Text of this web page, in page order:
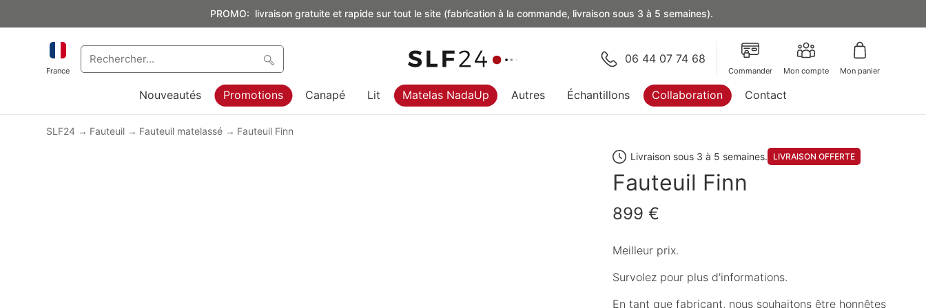
PROMO: livraison gratuite et rapide sur tout le site (fabrication à la commande, livraison sous 3 à 5 semaines).
France
06 44 07 74 68
Commander Mon compte Mon panier
Nouveautés Promotions Canapé Lit Matelas NadaUp Autres Échantillons Collaboration Contact
SLF24 Fauteuil Fauteuil matelassé Fauteuil Finn
Livraison sous 3 à 5 semaines. LIVRAISON OFFERTE
Fauteuil Finn
899 €
Meilleur prix.
Survolez pour plus d'informations.
En tant que fabricant, nous souhaitons être honnêtes